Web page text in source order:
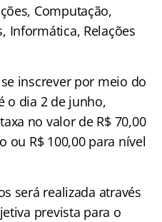
Computação,
Informática, Relações
inscrever por meio do
o dia 2 de junho,
no valor de R$ 70,00
ou R$ 100,00 para nível
será realizada através
prevista para o